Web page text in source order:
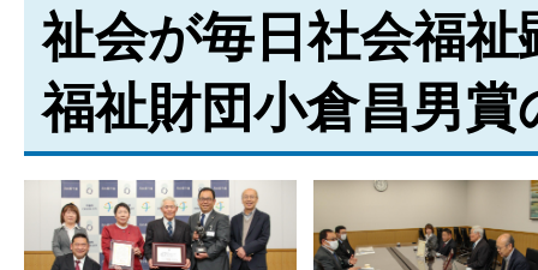
祉会が毎日社会福
福祉財団小倉昌男